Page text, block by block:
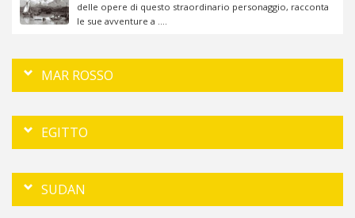
delle opere di questo straordinario personaggio, racconta
le sue avventure a ....
MAR ROSSO
EGITTO
SUDAN